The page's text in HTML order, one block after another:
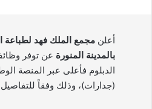
أعلن مجمع الملك فهد
بالمدينة المنورة عن توفر
الدبلوم فأعلى عبر المنصة
(جدارات)، وذلك وفقاً